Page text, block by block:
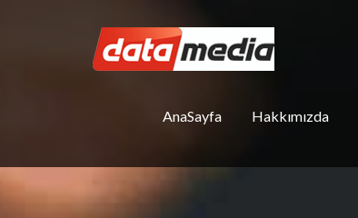
AnaSayfa Hakkımızda